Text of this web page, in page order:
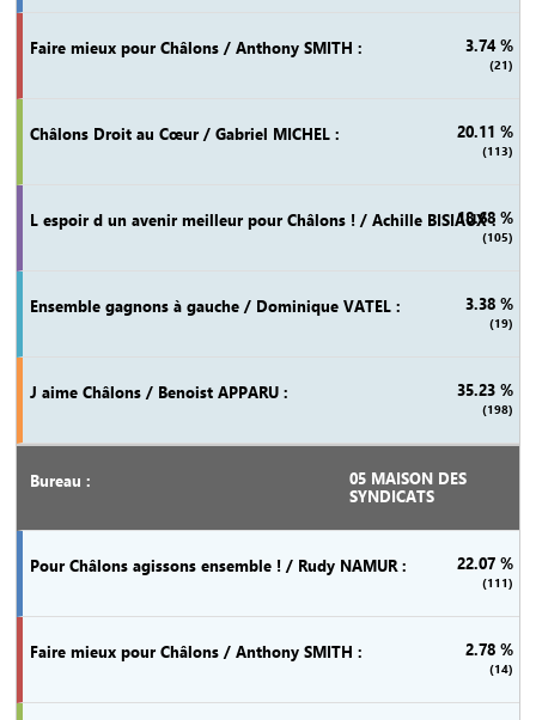
3.74 %
(21)
20.11 %
(113)
18.68 %
(105)
3.38 %
(19)
35.23 %
(198)
05 MAISON DES
SYNDICATS
22.07 %
(111)
2.78 %
(14)